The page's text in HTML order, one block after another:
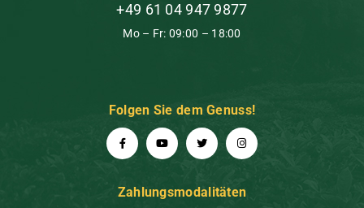
+49 61 04 947 9877
Mo – Fr: 09:00 – 18:00
Folgen Sie dem Genuss!
Zahlungsmodalitäten